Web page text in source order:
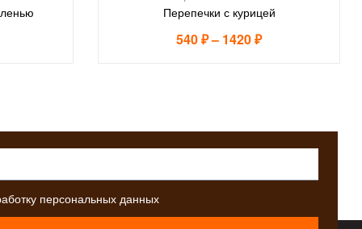
Перепечки с курицей
540₽– 1420₽
персональных данных